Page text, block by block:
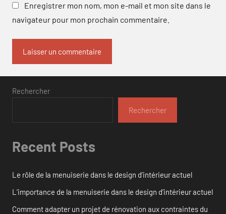
Enregistrer mon nom, mon e-mail et mon site dans le
navigateur pour mon prochain commentaire.
Rechercher
Rechercher
Recent Posts
Le rôle de la menuiserie dans le design d’intérieur actuel
L’importance de la menuiserie dans le design d’intérieur actuel
Comment adapter un projet de rénovation aux contraintes du